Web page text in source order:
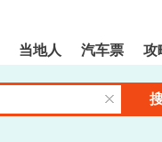
当地人 汽车票 攻